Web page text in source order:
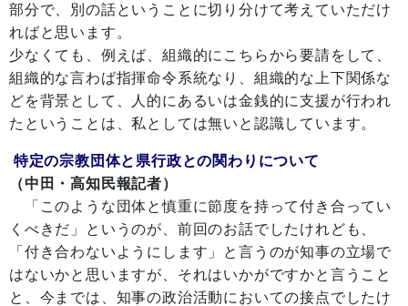
部分で、別の話ということに切り分けて考えていただけ
ればと思います。
少なくても、例えば、組織的にこちらから要請をして、
組織的な言わば指揮命令系統なり、組織的な上下関係な
どを背景として、人的にあるいは金銭的に支援が行われ
たということは、私としては無いと認識しています。
特定の宗教団体と県行政との関わりについて
（中田・高知民報記者）
「このような団体と慎重に節度を持って付き合ってい
くべきだ」というのが、前回のお話でしたけれども、
「付き合わないようにします」と言うのが知事の立場で
はないかと思いますが、それはいかがですかと言うこと
と、今までは、知事の政治活動においての接点でしたけ